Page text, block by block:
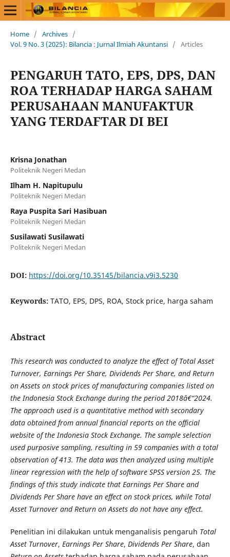
Home / Archives /
Vol. 9 No. 3 (2025): Bilancia : Jurnal Ilmiah Akuntansi / Articles
PENGARUH TATO, EPS, DPS, DAN
ROA TERHADAP HARGA SAHAM
PERUSAHAAN MANUFAKTUR
YANG TERDAFTAR DI BEI
Krisna Jonathan
Politeknik Negeri Medan
Ilham H. Napitupulu
Politeknik Negeri Medan
Raya Puspita Sari Hasibuan
Politeknik Negeri Medan
Susilawati Susilawati
Politeknik Negeri Medan
DOI: https://doi.org/10.35145/bilancia.v9i3.5230
Keywords: TATO, EPS, DPS, ROA, Stock price, harga saham
Abstract
This research was conducted to analyze the effect of Total Asset
Turnover, Earnings Per Share, Dividends Per Share, and Return
on Assets on stock prices of manufacturing companies listed on
the Indonesia Stock Exchange during the period 2018â€“2024.
The approach used is a quantitative method with secondary
data obtained from annual financial reports on the official
website of the Indonesia Stock Exchange. The sample selection
used purposive sampling, resulting in 59 companies with a total
observation of 413. The data was then analyzed using multiple
linear regression with the help of software SPSS version 25. The
findings of this study indicate that Earnings Per Share and
Dividends Per Share have an effect on stock prices, while Total
Asset Turnover and Return on Assets do not have any effect.
Penelitian ini dilakukan untuk menganalisis pengaruh Total
Asset Turnover, Earnings Per Share, Dividends Per Share, dan